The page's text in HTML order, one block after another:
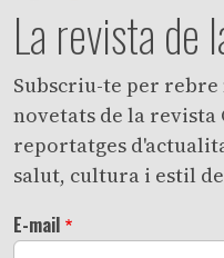
La revista de
Subscriu-te per
novetats de la
reportatges
salut, cultura i estil
E-mail